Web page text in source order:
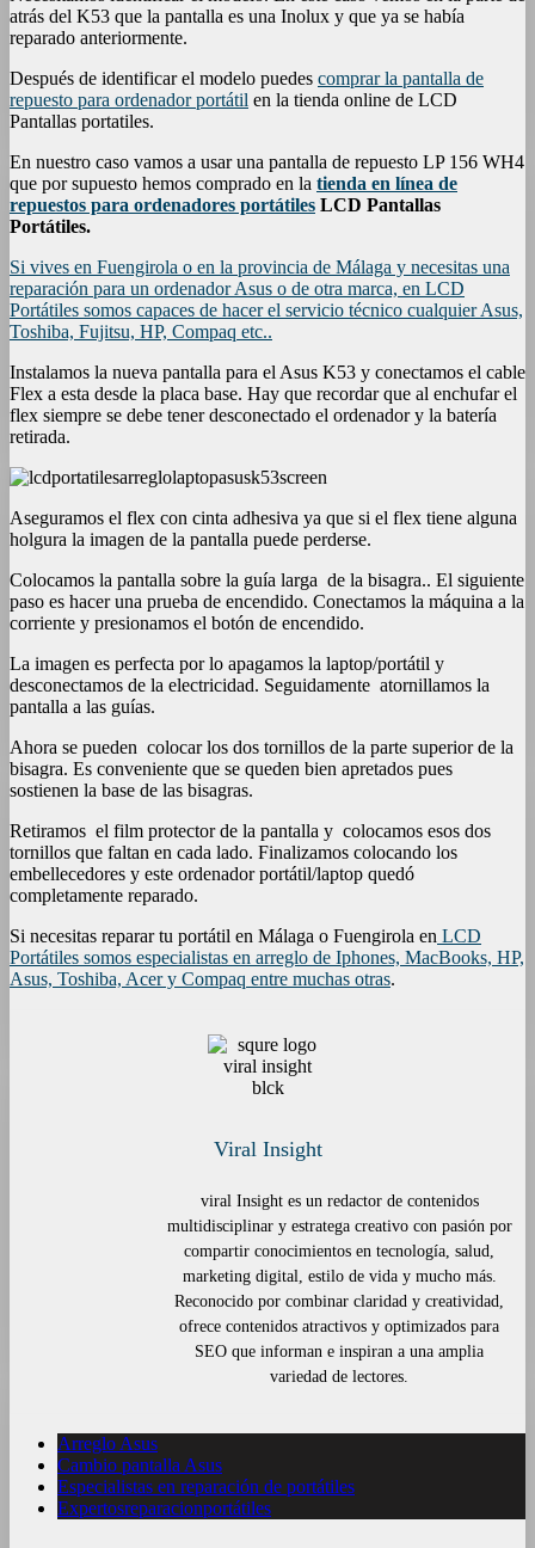
atrás del K53 que la pantalla es una Inolux y que ya se había
reparado anteriormente.
Después de identificar el modelo puedes comprar la pantalla de
repuesto para ordenador portátil en la tienda online de LCD
Pantallas portatiles.
En nuestro caso vamos a usar una pantalla de repuesto LP 156 WH4
que por supuesto hemos comprado en la tienda en línea de
repuestos para ordenadores portátiles LCD Pantallas
Portátiles.
Si vives en Fuengirola o en la provincia de Málaga y necesitas una
reparación para un ordenador Asus o de otra marca, en LCD
Portátiles somos capaces de hacer el servicio técnico cualquier Asus,
Toshiba, Fujitsu, HP, Compaq etc..
Instalamos la nueva pantalla para el Asus K53 y conectamos el cable
Flex a esta desde la placa base. Hay que recordar que al enchufar el
flex siempre se debe tener desconectado el ordenador y la batería
retirada.
Aseguramos el flex con cinta adhesiva ya que si el flex tiene alguna
holgura la imagen de la pantalla puede perderse.
Colocamos la pantalla sobre la guía larga de la bisagra.. El siguiente
paso es hacer una prueba de encendido. Conectamos la máquina a la
corriente y presionamos el botón de encendido.
La imagen es perfecta por lo apagamos la laptop/portátil y
desconectamos de la electricidad. Seguidamente atornillamos la
pantalla a las guías.
Ahora se pueden colocar los dos tornillos de la parte superior de la
bisagra. Es conveniente que se queden bien apretados pues
sostienen la base de las bisagras.
Retiramos el film protector de la pantalla y colocamos esos dos
tornillos que faltan en cada lado. Finalizamos colocando los
embellecedores y este ordenador portátil/laptop quedó
completamente reparado.
Si necesitas reparar tu portátil en Málaga o Fuengirola en LCD
Portátiles somos especialistas en arreglo de Iphones, MacBooks, HP,
Asus, Toshiba, Acer y Compaq entre muchas otras.
Viral Insight
viral Insight es un redactor de contenidos
multidisciplinar y estratega creativo con pasión por
compartir conocimientos en tecnología, salud,
marketing digital, estilo de vida y mucho más.
Reconocido por combinar claridad y creatividad,
ofrece contenidos atractivos y optimizados para
SEO que informan e inspiran a una amplia
variedad de lectores.
Arreglo Asus
Cambio pantalla Asus
Especialistas en reparación de portátiles
Expertosreparacionportátiles